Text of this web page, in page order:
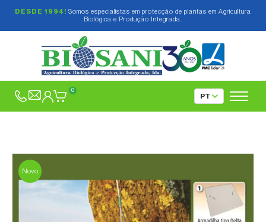
DESDE 1994! Somos especialistas em protecção de plantas em Agricultura
Biológica e Produção Integrada.
0
Novo